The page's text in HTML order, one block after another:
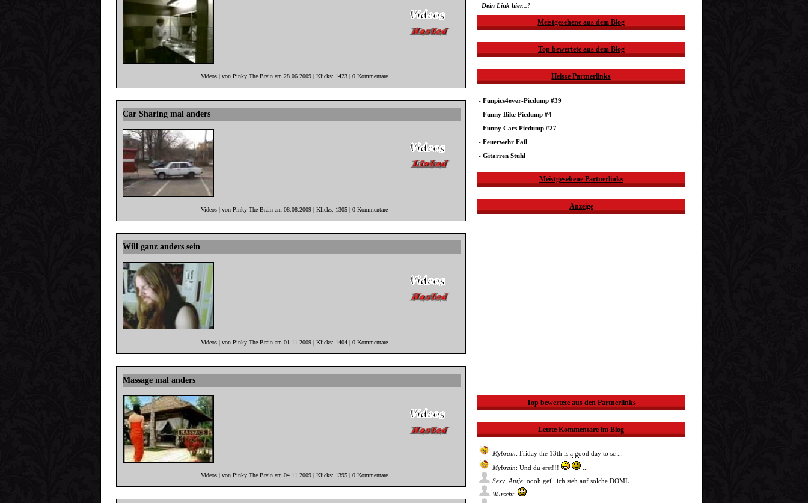
Videos | von Pinky The Brain am 28.06.2009 | Klicks: 1423 | 0 Kommentare
Car Sharing mal anders
Videos | von Pinky The Brain am 08.08.2009 | Klicks: 1305 | 0 Kommentare
Will ganz anders sein
Videos | von Pinky The Brain am 01.11.2009 | Klicks: 1404 | 0 Kommentare
Massage mal anders
Videos | von Pinky The Brain am 04.11.2009 | Klicks: 1395 | 0 Kommentare
Dein Link hier...?
Meistgesehene aus dem Blog
Top bewertete aus dem Blog
Heisse Partnerlinks
-Funpics4ever-Picdump #39
-Funny Bike Picdump #4
-Funny Cars Picdump #27
-Feuerwehr Fail
-Gitarren Stuhl
Meistgesehene Partnerlinks
Anzeige
Top bewertete aus den Partnerlinks
Letzte Kommentare im Blog
Mybrain: Friday the 13th is a good day to sc ...
Mybrain: Und du erst!!!
Sexy_Antje: oooh geil, ich steh auf solche DOML ...
Wurscht: